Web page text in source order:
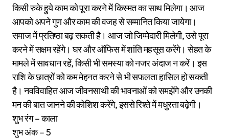
किसी रुके हुये काम को पूरा करने में किस्मत का साथ मिलेगा। आज
आपको अपने गुण और काम की वजह से सम्मानित किया जायेगा।
समाज में प्रतिष्ठा बढ़ सकती है। आज जो जिम्मेदारी मिलेगी, उसे पूरा
करने में सक्षम रहेंगे। घर और ऑफिस में शांति महसूस करेंगे। सेहत के
मामले में सावधान रहें, किसी भी समस्या को नजर अंदाज न करें। इस
राशि के छात्रों को कम मेहनत करने से भी सफलता हासिल हो सकती
है। नवविवाहित आज जीवनसाथी की भावनाओं को समझेंगे और उनकी
मन की बात जानने की कोशिश करेंगे, इससे रिश्ते में मधुरता बढ़ेगी।
शुभ रंग – काला
शुभ अंक – 5